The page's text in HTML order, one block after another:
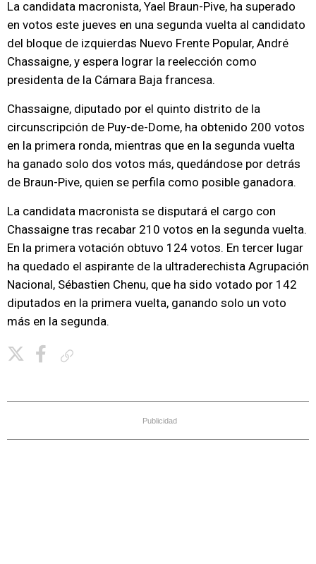
La candidata macronista, Yael Braun-Pive, ha superado
en votos este jueves en una segunda vuelta al candidato
del bloque de izquierdas Nuevo Frente Popular, André
Chassaigne, y espera lograr la reelección como
presidenta de la Cámara Baja francesa.
Chassaigne, diputado por el quinto distrito de la
circunscripción de Puy-de-Dome, ha obtenido 200 votos
en la primera ronda, mientras que en la segunda vuelta
ha ganado solo dos votos más, quedándose por detrás
de Braun-Pive, quien se perfila como posible ganadora.
La candidata macronista se disputará el cargo con
Chassaigne tras recabar 210 votos en la segunda vuelta.
En la primera votación obtuvo 124 votos. En tercer lugar
ha quedado el aspirante de la ultraderechista Agrupación
Nacional, Sébastien Chenu, que ha sido votado por 142
diputados en la primera vuelta, ganando solo un voto
más en la segunda.
Publicidad